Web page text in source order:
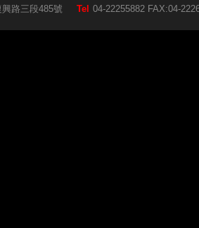
路三段485號 Tel 04-22255882 FAX:04-